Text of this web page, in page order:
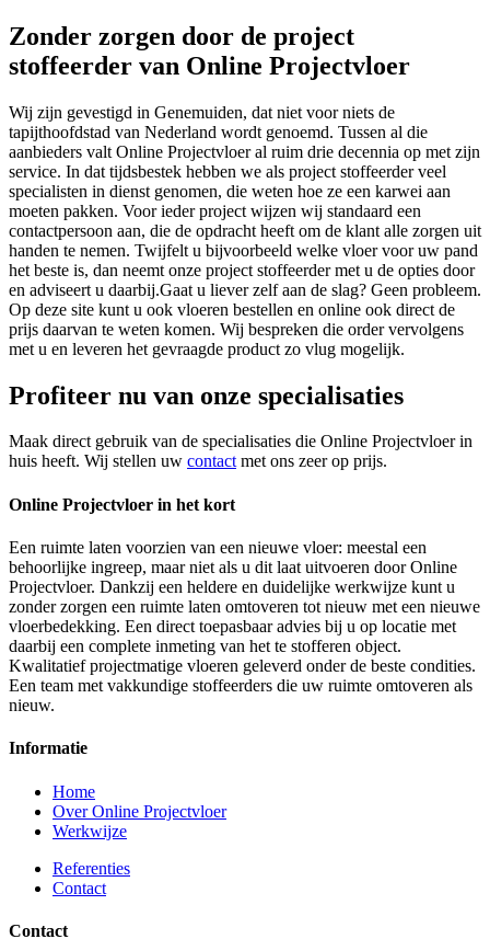
Zonder zorgen door de project
stoffeerder van Online Projectvloer
Wij zijn gevestigd in Genemuiden, dat niet voor niets de
tapijthoofdstad van Nederland wordt genoemd. Tussen al die
aanbieders valt Online Projectvloer al ruim drie decennia op met zijn
service. In dat tijdsbestek hebben we als project stoffeerder veel
specialisten in dienst genomen, die weten hoe ze een karwei aan
moeten pakken. Voor ieder project wijzen wij standaard een
contactpersoon aan, die de opdracht heeft om de klant alle zorgen uit
handen te nemen. Twijfelt u bijvoorbeeld welke vloer voor uw pand
het beste is, dan neemt onze project stoffeerder met u de opties door
en adviseert u daarbij.Gaat u liever zelf aan de slag? Geen probleem.
Op deze site kunt u ook vloeren bestellen en online ook direct de
prijs daarvan te weten komen. Wij bespreken die order vervolgens
met u en leveren het gevraagde product zo vlug mogelijk.
Profiteer nu van onze specialisaties
Maak direct gebruik van de specialisaties die Online Projectvloer in
huis heeft. Wij stellen uw contactmet ons zeer op prijs.
Online Projectvloer in het kort
Een ruimte laten voorzien van een nieuwe vloer: meestal een
behoorlijke ingreep, maar niet als u dit laat uitvoeren door Online
Projectvloer. Dankzij een heldere en duidelijke werkwijze kunt u
zonder zorgen een ruimte laten omtoveren tot nieuw met een nieuwe
vloerbedekking. Een direct toepasbaar advies bij u op locatie met
daarbij een complete inmeting van het te stofferen object.
Kwalitatief projectmatige vloeren geleverd onder de beste condities.
Een team met vakkundige stoffeerders die uw ruimte omtoveren als
nieuw.
Informatie
Home
Over Online Projectvloer
Werkwijze
Referenties
Contact
Contact